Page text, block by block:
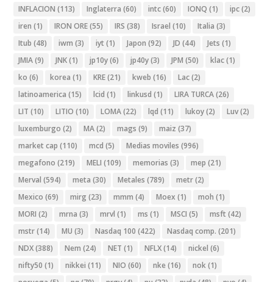
INFLACION (113) Inglaterra (60) intc(60) IONQ (1) ipc(2)
iren (1) IRON ORE(55) IRS (38) Israel (10) Italia (3)
Itub (48) iwm (3) iyt (1) Japon (92) JD (44) Jets (1)
JMIA(9) JNK(1) jp10y(6) jp40y(3) JPM (50) klac(1)
ko (6) korea (1) KRE(21) kweb (16) Lac(2)
latinoamerica (15) lcid (1) linkusd (1) LIRA TURCA(26)
LIT (10) LITIO (10) LOMA(22) lqd (11) lukoy(2) Luv(2)
luxemburgo (2) MA(2) mags (9) maiz (37)
market cap (110) mcd (5) Medias moviles (996)
megafono (219) MELI (109) memorias (3) mep (21)
Merval (594) meta (30) Metales (789) metr(2)
Mexico (69) mirg (23) mmm (4) Moex (1) moh (1)
MORI (2) mrna (3) mrvl (1) ms (1) MSCI (5) msft (42)
mstr(14) MU (3) Nasdaq 100 (422) Nasdaq comp. (201)
NDX(388) Nem (24) NET (1) NFLX(14) nickel (6)
nifty50 (1) nikkei (11) NIO (60) nke (16) nok(1)